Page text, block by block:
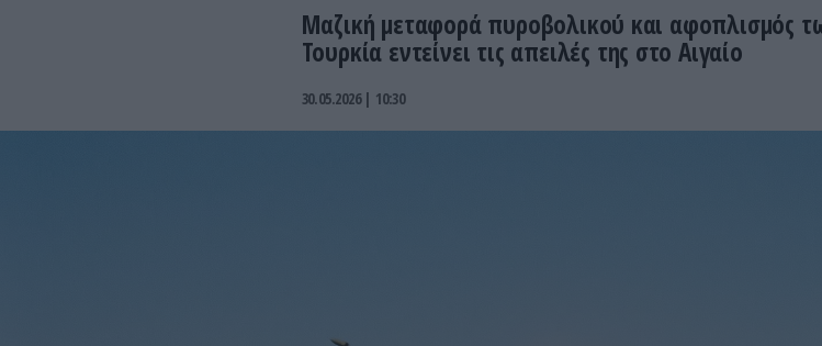
Μαζική μεταφορά πυροβολικού και αφοπλισμός
Τουρκία εντείνει τις απειλές της στο Αιγαίο
30.05.2026 | 10:30